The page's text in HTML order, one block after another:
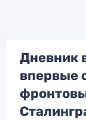
Дневник
впервые